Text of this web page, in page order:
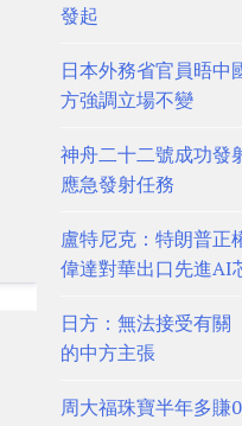
發起
日本外務省官員晤中
方強調立場不變
神舟二十二號成功發
應急發射任務
盧特尼克：特朗普正
偉達對華出口先進AI
日方：無法接受有關
的中方主張
周大福珠寶半年多賺